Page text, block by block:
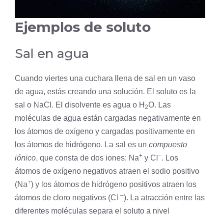
Ejemplos de soluto
Sal en agua
Cuando viertes una cuchara llena de sal en un vaso
de agua, estás creando una solución. El soluto es la
sal o NaCl. El disolvente es agua o H 2O. Las
moléculas de agua están cargadas negativamente en
los átomos de oxígeno y cargadas positivamente en
los átomos de hidrógeno. La sal es un compuesto
iónico, que consta de dos iones: Na+ y Cl –. Los
átomos de oxígeno negativos atraen el sodio positivo
(Na+) y los átomos de hidrógeno positivos atraen los
átomos de cloro negativos (Cl –). La atracción entre las
diferentes moléculas separa el soluto a nivel